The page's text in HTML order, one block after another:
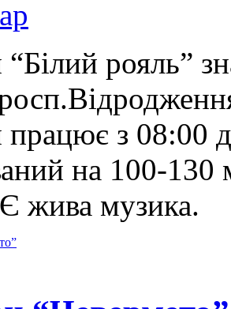
“Білий рояль”
працює з 08:00
на 100-130
жива музика.